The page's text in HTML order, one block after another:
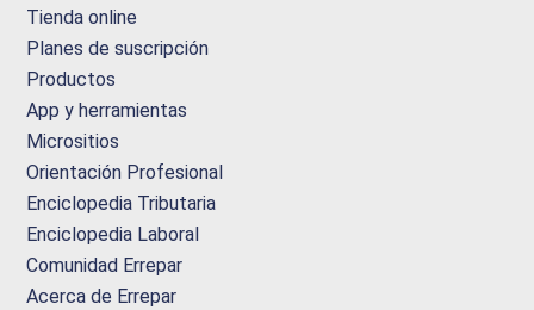
Tienda online
Planes de suscripción
Productos
App y herramientas
Micrositios
Orientación Profesional
Enciclopedia Tributaria
Enciclopedia Laboral
Comunidad Errepar
Acerca de Errepar